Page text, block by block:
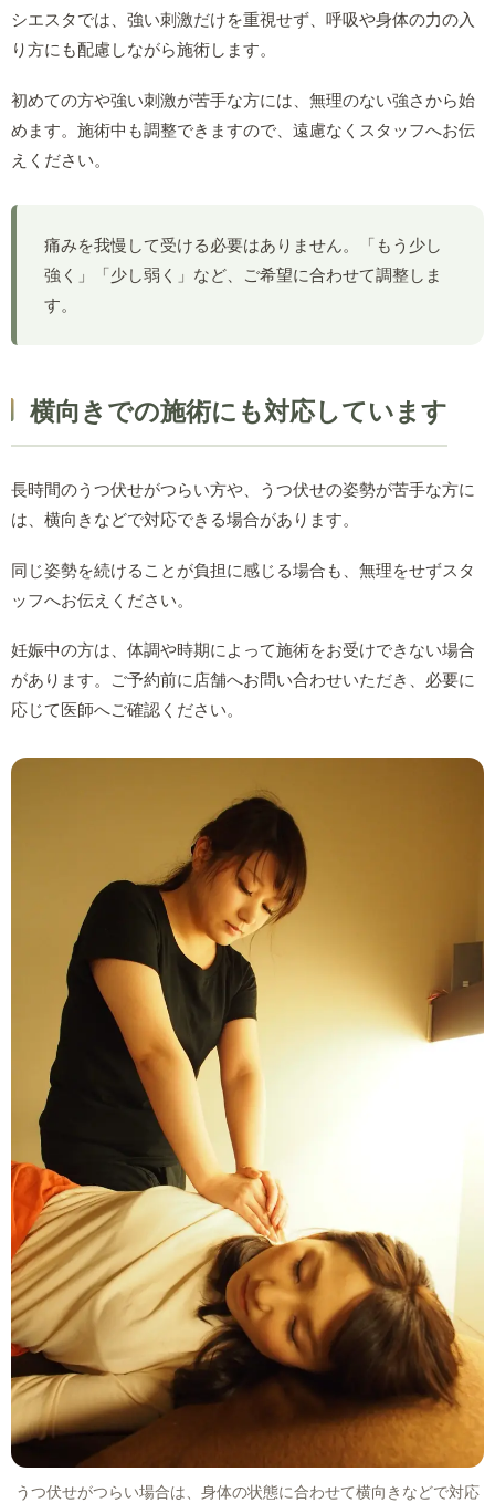
シエスタでは、強い刺激だけを重視せず、呼吸や身体の力の入
り方にも配慮しながら施術します。
初めての方や強い刺激が苦手な方には、無理のない強さから始
めます。施術中も調整できますので、遠慮なくスタッフへお伝
えください。
痛みを我慢して受ける必要はありません。「もう少し
強く」「少し弱く」など、ご希望に合わせて調整しま
す。
横向きでの施術にも対応しています
長時間のうつ伏せがつらい方や、うつ伏せの姿勢が苦手な方に
は、横向きなどで対応できる場合があります。
同じ姿勢を続けることが負担に感じる場合も、無理をせずスタ
ッフへお伝えください。
妊娠中の方は、体調や時期によって施術をお受けできない場合
があります。ご予約前に店舗へお問い合わせいただき、必要に
応じて医師へご確認ください。
うつ伏せがつらい場合は、身体の状態に合わせて横向きなどで対応